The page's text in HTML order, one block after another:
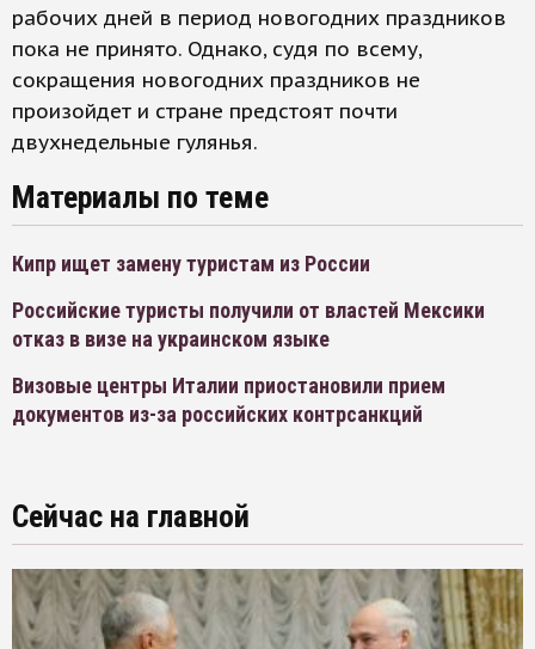
рабочих дней в период новогодних праздников
пока не принято. Однако, судя по всему,
сокращения новогодних праздников не
произойдет и стране предстоят почти
двухнедельные гулянья.
Материалы по теме
Кипр ищет замену туристам из России
Российские туристы получили от властей Мексики
отказ в визе на украинском языке
Визовые центры Италии приостановили прием
документов из-за российских контрсанкций
Сейчас на главной